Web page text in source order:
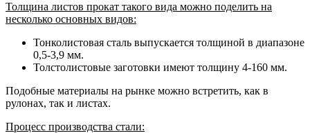
Толщина листов прокат такого вида можно поделить на
несколько основных видов:
Тонколистовая сталь выпускается толщиной в диапазоне
0,5-3,9 мм.
Толстолистовые заготовки имеют толщину 4-160 мм.
Подобные материалы на рынке можно встретить, как в
рулонах, так и листах.
Процесс производства стали: